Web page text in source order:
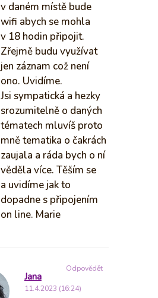
v daném místě bude
wifi abych se mohla
v 18 hodin připojit.
Zřejmě budu využívat
jen záznam což není
ono. Uvidíme.
Jsi sympatická a hezky
srozumitelně o daných
tématech mluvíš proto
mně tematika o čakrách
zaujala a ráda bych o ní
věděla více. Těším se
a uvidíme jak to
dopadne s připojením
on line. Marie
Jana
11.4.2023 (16:24)
Odpovědět